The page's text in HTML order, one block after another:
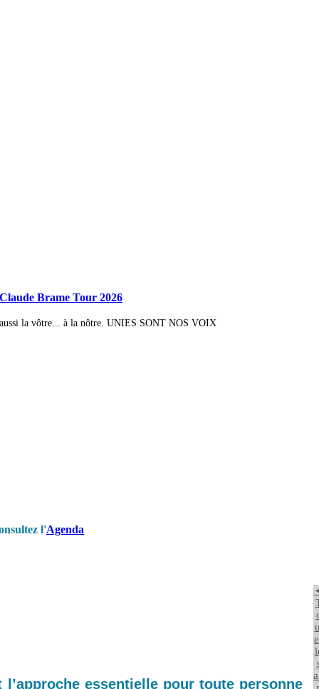
Claude Brame Tour 2026
la vôtre... à la nôtre. UNIES SONT NOS VOIX
l'Agenda
essentielle pour toute personne